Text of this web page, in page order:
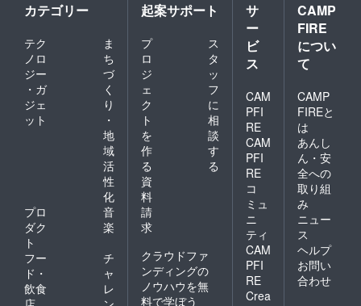
カテゴリー
テク
ノロ
ジー
・ガ
ジェ
ット
ま
ち
づ
く
り
・
地
域
活
性
化
プロ
ダク
ト
音
楽
フー
ド・
飲食
チ
ャ
レ
起案サポート
プ
ロ
ジ
ェ
ク
ト
を
作
る
ス
タ
ッ
フ
に
相
談
す
る
資
料
請
求
クラウドファ
ンディングの
ノウハウを無
料で学ぼう
サ
ー
ビ
ス
CAM
PFI
RE
CAM
PFI
RE
コ
ミュ
ニ
ティ
CAM
PFI
RE
Crea
CAMP
FIRE
につい
て
CAMP
FIREと
は
あんし
ん・安
全への
取り組
み
ニュー
ス
ヘルプ
お問い
合わせ